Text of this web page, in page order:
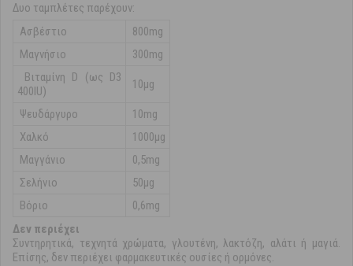
Δυο ταμπλέτες παρέχουν:
Ασβέστιο
800mg
Μαγνήσιο
300mg
Βιταμίνη D (ως D3
400IU)
10μg
Ψευδάργυρο
10mg
Χαλκό
1000μg
Μαγγάνιο
0,5mg
Σελήνιο
50μg
Βόριο
0,6mg
Δεν περιέχει
Συντηρητικά, τεχνητά χρώματα, γλουτένη, λακτόζη, αλάτι ή μαγιά.
Επίσης, δεν περιέχει φαρμακευτικές ουσίες ή ορμόνες.